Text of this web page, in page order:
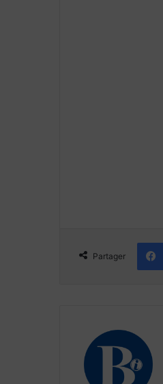
Partager